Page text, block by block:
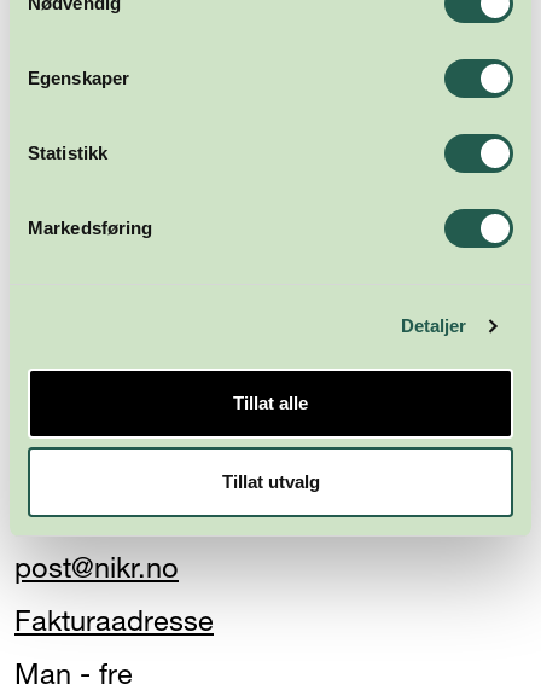
Egenskaper
Statistikk
Markedsføring
Detaljer
Tillat alle
Tillat utvalg
Meld deg på nyhetsbrevet
Abonner
Næringsforeningen i
Kristiansandsregionen
4611 Kristiansand
post@nikr.no
Fakturaadresse
Man - fre